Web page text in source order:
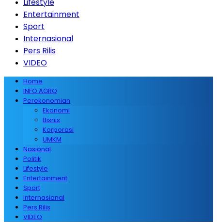
Entertainment
Sport
Internasional
Pers Rilis
VIDEO
Home
INFO AGRO
Perekonomian
Ekonomi
Bisnis
Korporasi
UMKM
Nasional
Politik
Lifestyle
Entertainment
Sport
Internasional
Pers Rilis
VIDEO